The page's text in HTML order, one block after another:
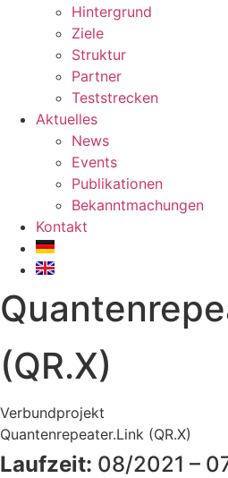
Hintergrund
Ziele
Struktur
Partner
Teststrecken
Aktuelles
News
Events
Publikationen
Bekanntmachungen
Kontakt
(QR.X)
Verbundprojekt
Quantenrepeater.Link (QR.X)
Laufzeit: 08/2021 –